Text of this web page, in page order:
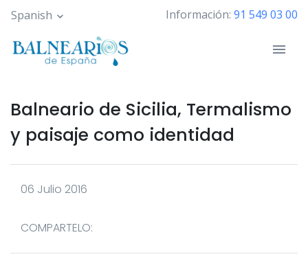
Pasar
contenido
principal
Spanish Información: 91 549 03 00
Balneario de Sicilia, Termalismo
y paisaje como identidad
06 Julio 2016
COMPARTELO: